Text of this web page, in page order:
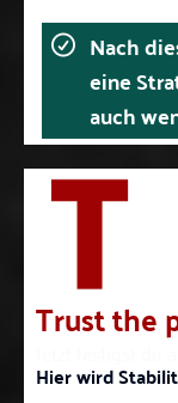
Nach
eine
auch
Trust the
Hier wird